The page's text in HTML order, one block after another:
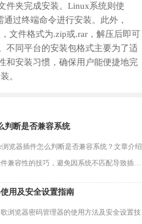
件夹完成安装。Linux系统则使
通过终端命令进行安装。此外，
文件格式为.zip或.rar，解压后即可
不同平台的安装包格式主要为了适
和安装习惯，确保用户能便捷地完
。
判断是否兼容系统
浏览器插件怎么判断是否兼容系统？文章介绍
兼容性的技巧，避免因系统不匹配导致插件
用及安全设置指南
浏览器密码管理器的使用方法及安全设置技